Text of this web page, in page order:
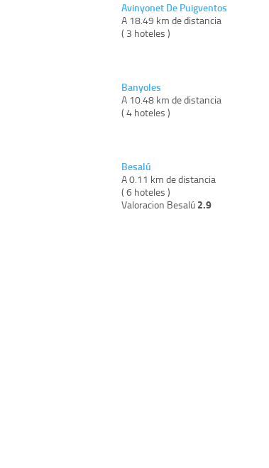
Avinyonet De Puigventos
A 18.49 km de distancia
( 3 hoteles )
Banyoles
A 10.48 km de distancia
( 4 hoteles )
Besalú
A 0.11 km de distancia
( 6 hoteles )
Valoracion Besalú 2.9